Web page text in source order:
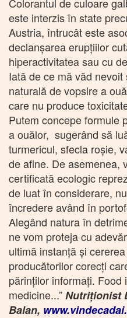
este interzis în state
Austria, întrucât este
declanşarea erupţiilor
hiperactivitatea sau cu
Iată de ce mă văd
naturală de vopsire a
care nu produce
Putem concepe formule
a ouălor, sugerând să
turmericul, sfecla roşie,
de afine. De asemenea,
certificată ecologic
de luat în considerare,
încredere având în
Alegând natura în
ne vom proteja cu
ultimă instanţă şi
producătorilor corecţi
părinţilor informaţi. Food
medicine...”Nutriţionist
Balan,